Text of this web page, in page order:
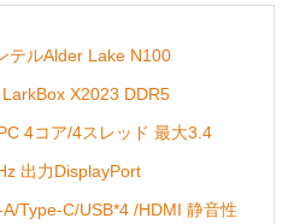
テルAlder Lake N100
X2023 DDR5
4コア/4スレッド 最大3.4
出力DisplayPort
Type-C/USB*4 /HDMI 静音性